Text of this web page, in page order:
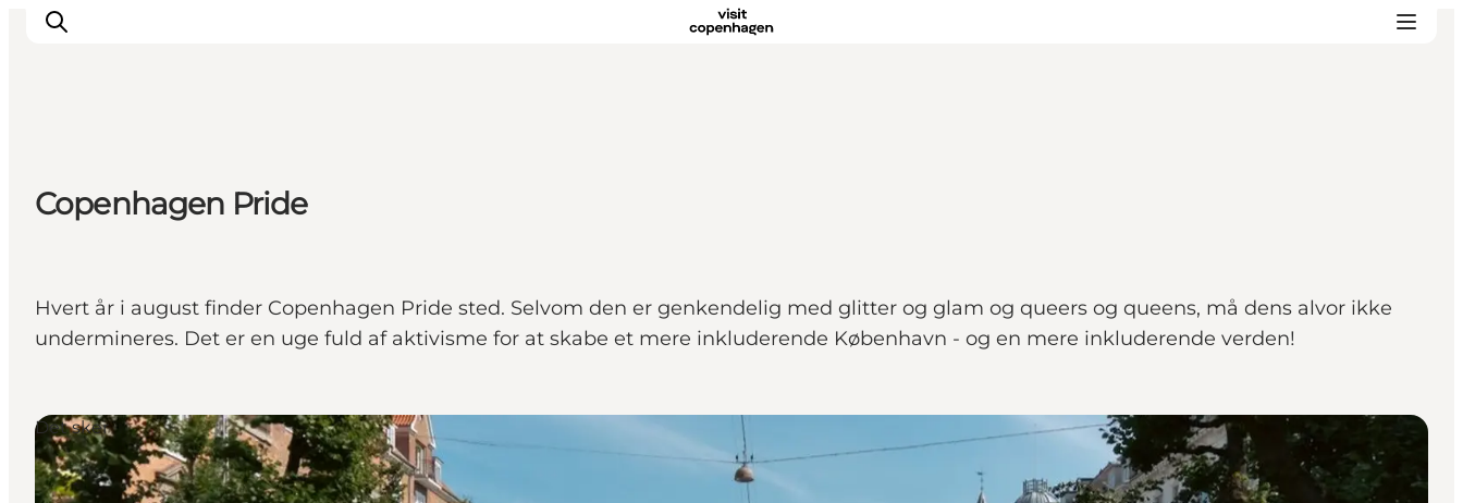
Aktiviteter
Mat och dryck
Copenhagen Pride
Hvert år i august finder Copenhagen Pride sted. Selvom den er genkendelig med glitter og glam og queers og queens, må dens alvor ikke
undermineres. Det er en uge fuld af aktivisme for at skabe et mere inkluderende København - og en mere inkluderende verden!
Det sker